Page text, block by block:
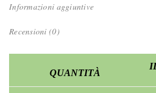
Informazioni aggiuntive
Recensioni (0)
QUANTITÀ